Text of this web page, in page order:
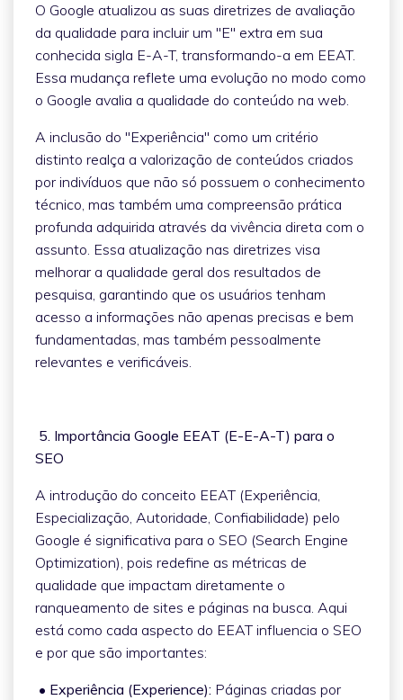
O Google atualizou as suas diretrizes de avaliação
da qualidade para incluir um "E" extra em sua
conhecida sigla E-A-T, transformando-a em EEAT.
Essa mudança reflete uma evolução no modo como
o Google avalia a qualidade do conteúdo na web.
A inclusão do "Experiência" como um critério
distinto realça a valorização de conteúdos criados
por indivíduos que não só possuem o conhecimento
técnico, mas também uma compreensão prática
profunda adquirida através da vivência direta com o
assunto. Essa atualização nas diretrizes visa
melhorar a qualidade geral dos resultados de
pesquisa, garantindo que os usuários tenham
acesso a informações não apenas precisas e bem
fundamentadas, mas também pessoalmente
relevantes e verificáveis.
5. Importância Google EEAT (E-E-A-T) para o
SEO
A introdução do conceito EEAT (Experiência,
Especialização, Autoridade, Confiabilidade) pelo
Google é significativa para o SEO (Search Engine
Optimization), pois redefine as métricas de
qualidade que impactam diretamente o
ranqueamento de sites e páginas na busca. Aqui
está como cada aspecto do EEAT influencia o SEO
e por que são importantes:
• Experiência (Experience): Páginas criadas por